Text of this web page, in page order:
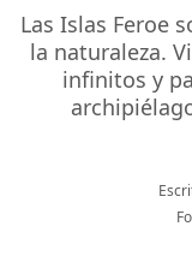
Las Islas Feroe
la naturaleza.
infinitos y